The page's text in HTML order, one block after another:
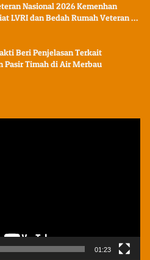
Nasional 2026 Kemenhan
LVRI dan Bedah Rumah Veteran di
Beri Penjelasan Terkait
Pasir Timah di Air Merbau
01:23